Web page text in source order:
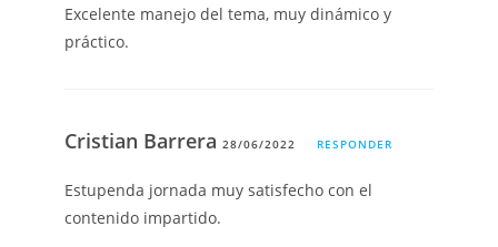
Excelente manejo del tema, muy dinámico y
práctico.
Cristian Barrera28/06/2022 RESPONDER
Estupenda jornada muy satisfecho con el
contenido impartido.